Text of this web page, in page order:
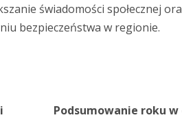
świadomości społecznej
bezpieczeństwa w regionie.
Podsumowanie roku